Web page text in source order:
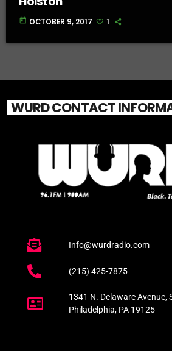
today OCTOBER 9, 2017 1
WURD CONTACT
Info@wurdradio.com
(215) 425-7875
1341 N. Delaware Avenue,
Philadelphia, PA 19125